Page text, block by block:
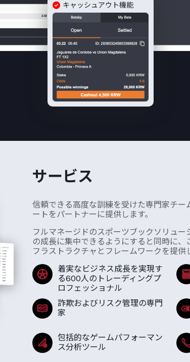
キャッシュアウト機能
サービス
信頼できる高度な訓練を受けた専門家チ
ートをパートナーに提供します。
フルマネージドのスポーツブックソリュ
の成長に集中できるようにすると同時に
フラストラクチャとフレームワークを提供
着実なビジネス成長を実現す
る600人のトレーディングプ
ロフェッショナル
詐欺およびリスク管理の専門
家
包括的なゲームパフォーマン
ス分析ツール